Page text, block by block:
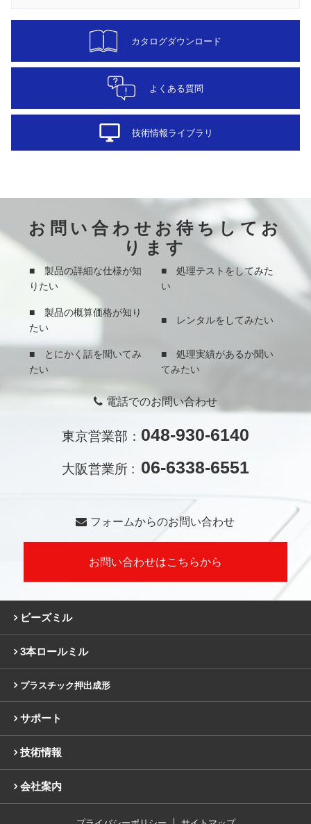
カタログダウンロード
よくある質問
desktop_windows 技術情報ライブラリ
お問い合わせお待ちしてお
ります
■ 製品の詳細な仕様が知
りたい
■ 処理テストをしてみた
い
■ 製品の概算価格が知り
たい
■ レンタルをしてみたい
■ とにかく話を聞いてみ
たい
■ 処理実績があるか聞い
てみたい
電話でのお問い合わせ
東京営業部： 048-930-6140
大阪営業所 : 06-6338-6551
フォームからのお問い合わせ
お問い合わせはこちらから
ビーズミル
3本ロールミル
プラスチック押出成形
サポート
技術情報
会社案内